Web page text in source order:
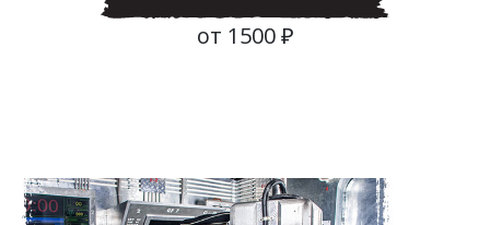
от 1500 ₽